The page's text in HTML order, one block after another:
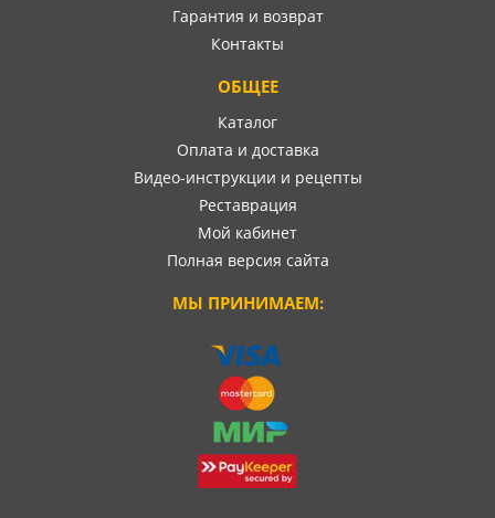
Гарантия и возврат
Контакты
ОБЩЕЕ
Каталог
Оплата и доставка
Видео-инструкции и рецепты
Реставрация
Мой кабинет
Полная версия сайта
МЫ ПРИНИМАЕМ: